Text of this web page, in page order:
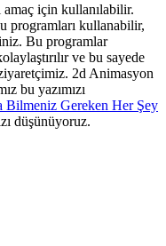
için kullanılabilir.
programları kullanabilir,
Bu programlar
ve bu sayede
2d Animasyon
bu yazımızı
Bilmeniz Gereken Her Şey
düşünüyoruz.